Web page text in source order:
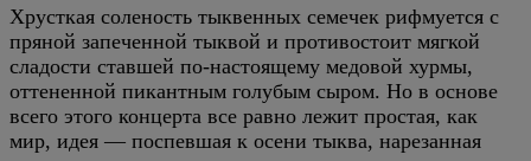
Хрусткая соленость тыквенных семечек рифмуется с
пряной запеченной тыквой и противостоит мягкой
сладости ставшей по-настоящему медовой хурмы,
оттененной пикантным голубым сыром. Но в основе
всего этого концерта все равно лежит простая, как
мир, идея — поспевшая к осени тыква, нарезанная